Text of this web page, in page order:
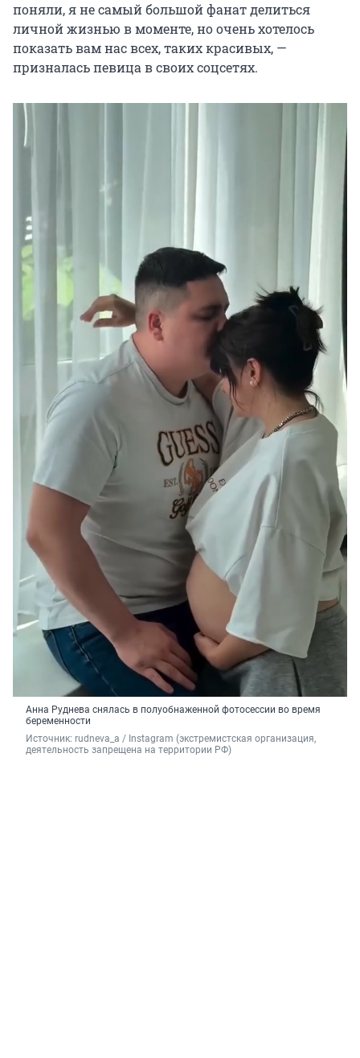
поняли, я не самый большой фанат делиться
личной жизнью в моменте, но очень хотелось
показать вам нас всех, таких красивых, —
призналась певица в своих соцсетях.
Анна Руднева снялась в полуобнаженной фотосессии во время
беременности
Источник: rudneva_a / Instagram (экстремистская организация,
деятельность запрещена на территории РФ)